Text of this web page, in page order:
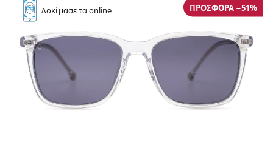
Δοκίμασετα online ΠΡΟΣΦΟΡΆ −51%